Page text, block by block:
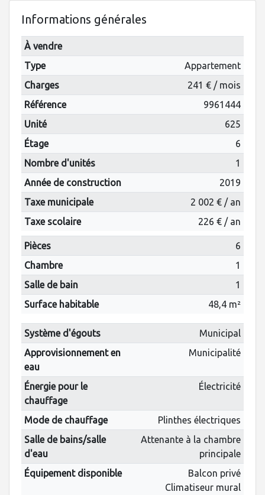
Informations générales
À vendre
Type
Appartement
Charges
241 € / mois
Référence
9961444
Unité
625
Étage
6
Nombre d'unités
1
Année de construction
2019
Taxe municipale
2 002 € / an
Taxe scolaire
226 € / an
Pièces
6
Chambre
1
Salle de bain
1
Surface habitable
48,4 m²
Système d'égouts
Municipal
Approvisionnement en
eau
Municipalité
Énergie pour le
chauffage
Électricité
Mode de chauffage
Plinthes électriques
Salle de bains/salle
d'eau
Attenante à la chambre
principale
Équipement disponible
Balcon privé
Climatiseur mural